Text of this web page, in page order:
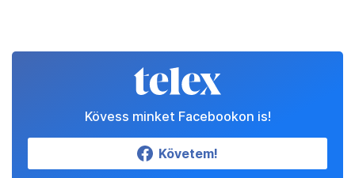
Kövess minket Facebookon is!
Követem!